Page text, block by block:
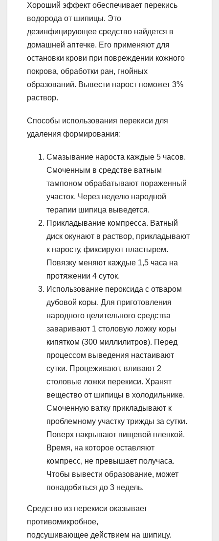
Хороший эффект обеспечивает перекись
водорода от шипицы. Это
дезинфицирующее средство найдется в
домашней аптечке. Его применяют для
остановки крови при повреждении кожного
покрова, обработки ран, гнойных
образований. Вывести нарост поможет 3%
раствор.
Способы использования перекиси для
удаления формирования:
Смазывание нароста каждые 5 часов.
Смоченным в средстве ватным
тампоном обрабатывают пораженный
участок. Через неделю народной
терапии шипица выведется.
Прикладывание компресса. Ватный
диск окунают в раствор, прикладывают
к наросту, фиксируют пластырем.
Повязку меняют каждые 1,5 часа на
протяжении 4 суток.
Использование пероксида с отваром
дубовой коры. Для приготовления
народного целительного средства
заваривают 1 столовую ложку коры
кипятком (300 миллилитров). Перед
процессом выведения настаивают
сутки. Процеживают, вливают 2
столовые ложки перекиси. Хранят
вещество от шипицы в холодильнике.
Смоченную ватку прикладывают к
проблемному участку трижды за сутки.
Поверх накрывают пищевой пленкой.
Время, на которое оставляют
компресс, не превышает получаса.
Чтобы вывести образование, может
понадобиться до 3 недель.
Средство из перекиси оказывает
противомикробное,
подсушивающее действием на шипицу.